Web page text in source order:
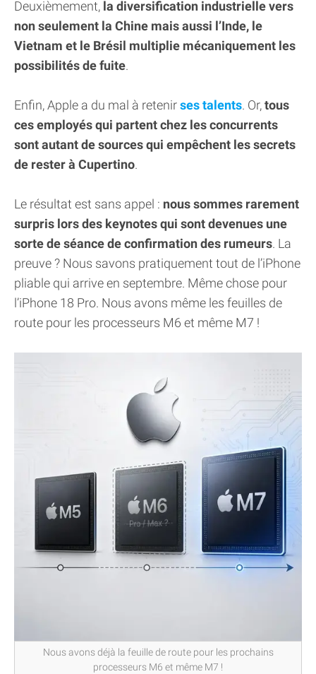
Deuxièmement, la diversification industrielle vers
non seulement la Chine mais aussi l’Inde, le
Vietnam et le Brésil multiplie mécaniquement les
possibilités de fuite.
Enfin, Apple a du mal à retenirses talents. Or,tous
ces employés qui partent chez les concurrents
sont autant de sources qui empêchent les secrets
de rester à Cupertino.
Le résultat est sans appel : nous sommes rarement
surpris lors des keynotes qui sont devenues une
sorte de séance de confirmation des rumeurs. La
preuve ? Nous savons pratiquement tout de l’iPhone
pliable qui arrive en septembre. Même chose pour
l’iPhone 18 Pro. Nous avons même les feuilles de
route pour les processeurs M6 et même M7 !
Nous avons déjà la feuille de route pour les prochains
processeurs M6 et même M7 !